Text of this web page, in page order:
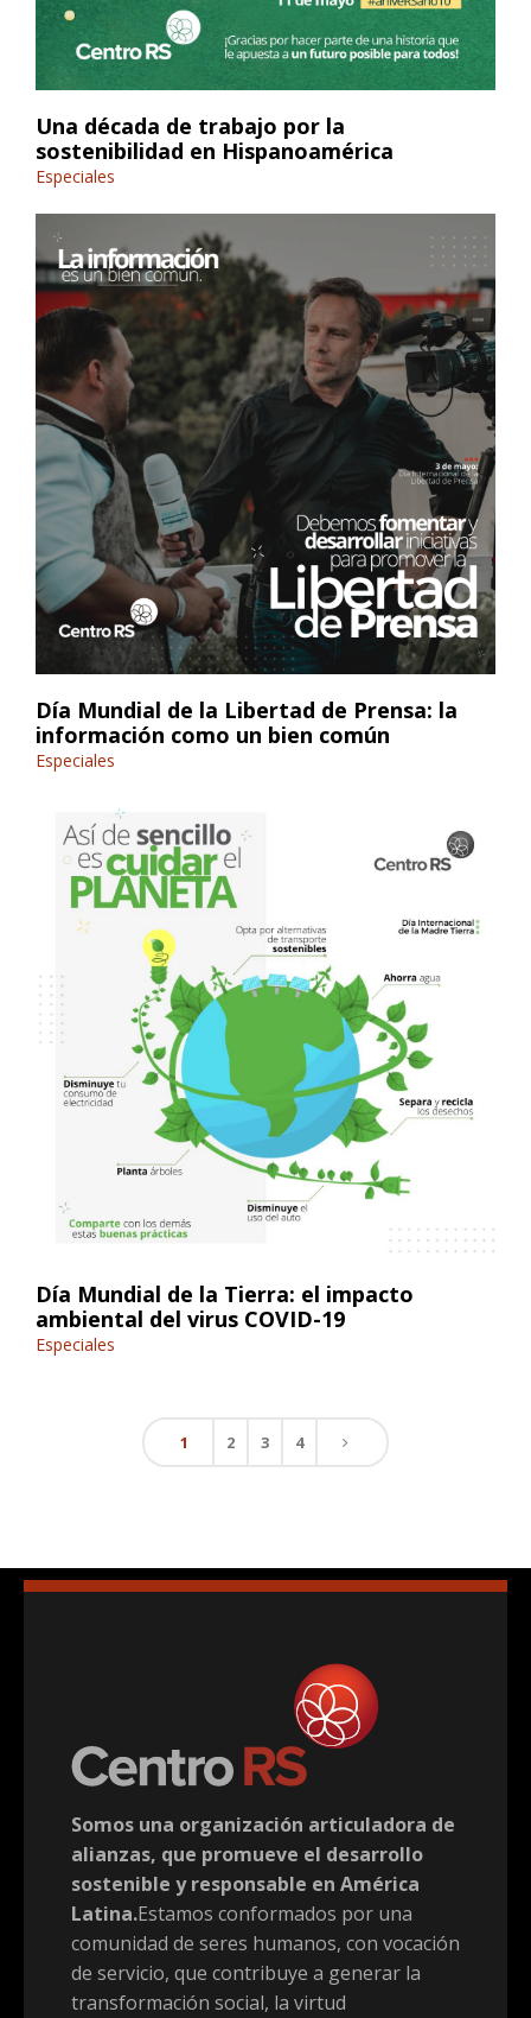
Una década de trabajo por la
sostenibilidad en Hispanoamérica
Especiales
Día Mundial de la Libertad de Prensa: la
información como un bien común
Especiales
Día Mundial de la Tierra: el impacto
ambiental del virus COVID-19
Especiales
1 2 3 4
Somos una organización articuladora de
alianzas, que promueve el desarrollo
sostenible y responsable en América
Latina.Estamos conformados por una
comunidad de seres humanos, con vocación
de servicio, que contribuye a generar la
transformación social, la virtud